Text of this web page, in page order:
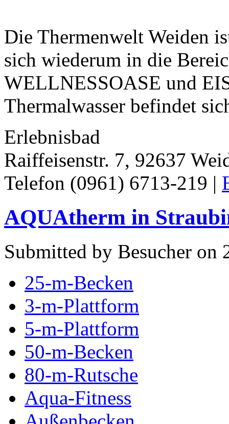
Die Thermenwelt Weiden
sich wiederum in die
WELLNESSOASE und
Thermalwasser befindet
Erlebnisbad
Raiffeisenstr. 7, 92637
Telefon (0961) 6713-219 |
AQUAtherm in
Submitted by Besucher on
25-m-Becken
3-m-Plattform
5-m-Plattform
50-m-Becken
80-m-Rutsche
Aqua-Fitness